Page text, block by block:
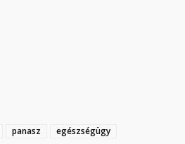
panasz egészségügy